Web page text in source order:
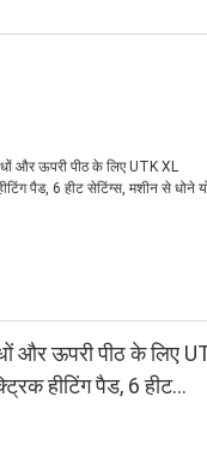
और ऊपरी पीठ के लिए
हीटिंग पैड, 6 हीट